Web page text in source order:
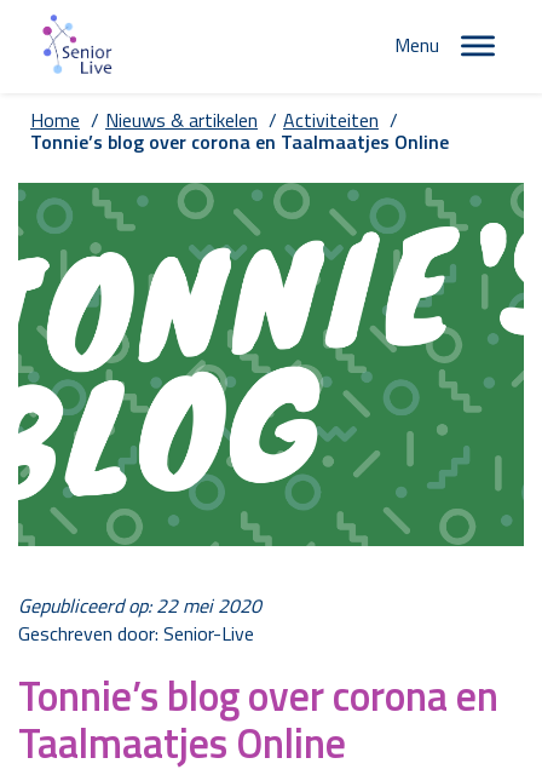
Menu
Home / Nieuws & artikelen / Activiteiten /
Tonnie’s blog over corona en Taalmaatjes Online
Gepubliceerd op: 22 mei 2020
Geschreven door: Senior-Live
Tonnie’s blog over corona en
Taalmaatjes Online